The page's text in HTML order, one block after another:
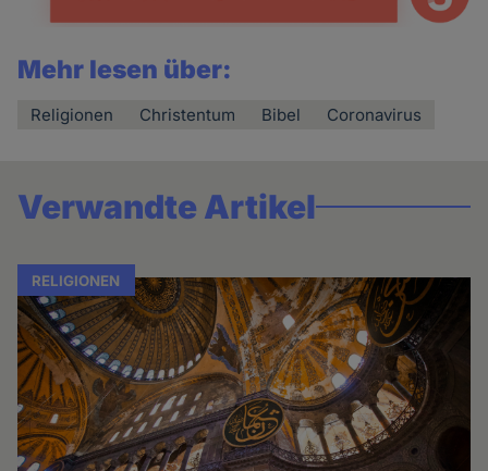
Mehr lesen über:
Religionen Christentum Bibel Coronavirus
Verwandte Artikel
RELIGIONEN